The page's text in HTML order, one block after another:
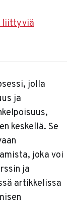
liittyviä
jolla
ja
keskellä. Se
joka voi
ja
artikkelissa